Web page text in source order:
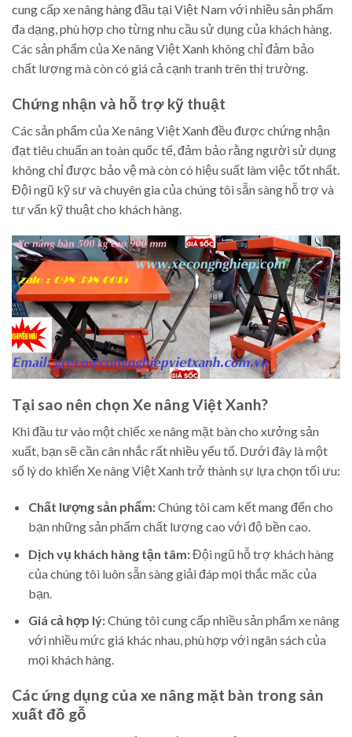
cung cấp xe nâng hàng đầu tại Việt Nam với nhiều sản phẩm
đa dạng, phù hợp cho từng nhu cầu sử dụng của khách hàng.
Các sản phẩm của Xe nâng Việt Xanh không chỉ đảm bảo
chất lượng mà còn có giá cả cạnh tranh trên thị trường.
Chứng nhận và hỗ trợ kỹ thuật
Các sản phẩm của Xe nâng Việt Xanh đều được chứng nhận
đạt tiêu chuẩn an toàn quốc tế, đảm bảo rằng người sử dụng
không chỉ được bảo vệ mà còn có hiệu suất làm việc tốt nhất.
Đội ngũ kỹ sư và chuyên gia của chúng tôi sẵn sàng hỗ trợ và
tư vấn kỹ thuật cho khách hàng.
Tại sao nên chọn Xe nâng Việt Xanh?
Khi đầu tư vào một chiếc xe nâng mặt bàn cho xưởng sản
xuất, bạn sẽ cần cân nhắc rất nhiều yếu tố. Dưới đây là một
số lý do khiến Xe nâng Việt Xanh trở thành sự lựa chọn tối ưu:
Chất lượng sản phẩm:Chúng tôi cam kết mang đến cho
bạn những sản phẩm chất lượng cao với độ bền cao.
Dịch vụ khách hàng tận tâm:Đội ngũ hỗ trợ khách hàng
của chúng tôi luôn sẵn sàng giải đáp mọi thắc măc của
bạn.
Giá cả hợp lý:Chúng tôi cung cấp nhiều sản phẩm xe nâng
với nhiều mức giá khác nhau, phù hợp với ngân sách của
mọi khách hàng.
Các ứng dụng của xe nâng mặt bàn trong sản
xuất đồ gỗ